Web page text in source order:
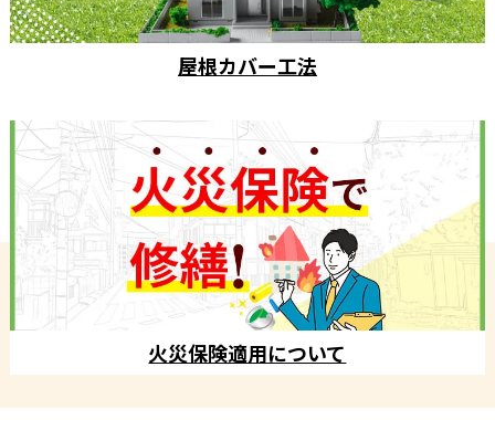
屋根カバー工法
火災保険適用について